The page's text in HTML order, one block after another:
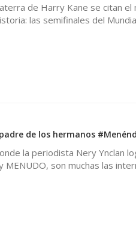
de Harry Kane se citan el
las semifinales del
de los hermanos
la periodista Nery Ynclan
son muchas las